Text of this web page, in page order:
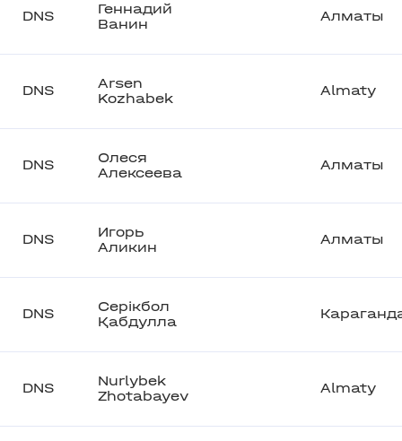
DNS
Геннадий
Ванин
Алматы
DNS
Arsen
Kozhabek
Almaty
DNS
Олеся
Алексеева
Алматы
DNS
Игорь
Аликин
Алматы
DNS
Серікбол
Қабдулла
DNS
Nurlybek
Zhotabayev
Almaty